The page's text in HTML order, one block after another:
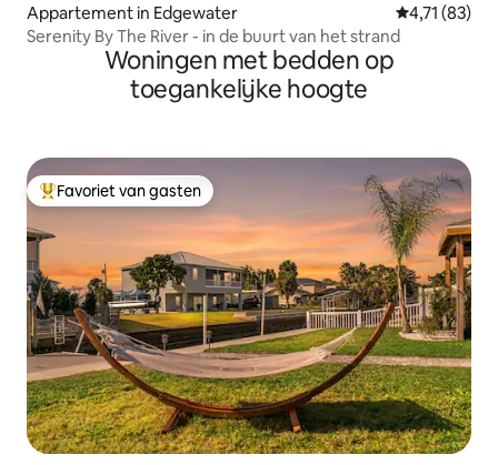
Appartement in Edgewater Gemiddelde
4,71 (83)
Serenity By The River - in de buurt van het strand
Woningen met bedden op
toegankelijke hoogte
Topfavoriet van gasten
Favoriet van gasten